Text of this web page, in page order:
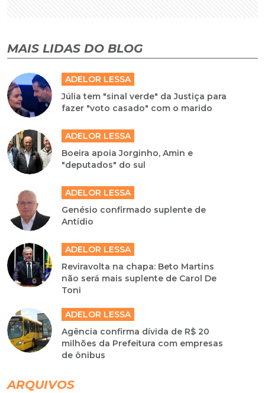
MAIS LIDAS DO BLOG
ADELOR LESSA
Júlia tem "sinal verde" da Justiça para
fazer "voto casado" com o marido
ADELOR LESSA
Boeira apoia Jorginho, Amin e
"deputados" do sul
ADELOR LESSA
Genésio confirmado suplente de
Antídio
ADELOR LESSA
Reviravolta na chapa: Beto Martins
não será mais suplente de Carol De
Toni
ADELOR LESSA
Agência confirma dívida de R$ 20
milhões da Prefeitura com empresas
de ônibus
ARQUIVOS